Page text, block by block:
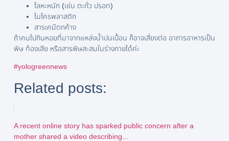
โลหะหนัก (เช่น ตะกั่ว ปรอท)
ไมโครพลาสติก
สารเคมีตกค้าง
ถ้าคนไปกินหอยที่มาจากแหล่งน้ำปนเปื้อน ก็อาจเสี่ยงต่อ อาการอาหารเป็น
พิษ ท้องเสีย หรือสารพิษสะสมในร่างกายได้ค่ะ
#yologreennews
Related posts:
A recent online story has sparked public concern after a
mother shared a video describing...